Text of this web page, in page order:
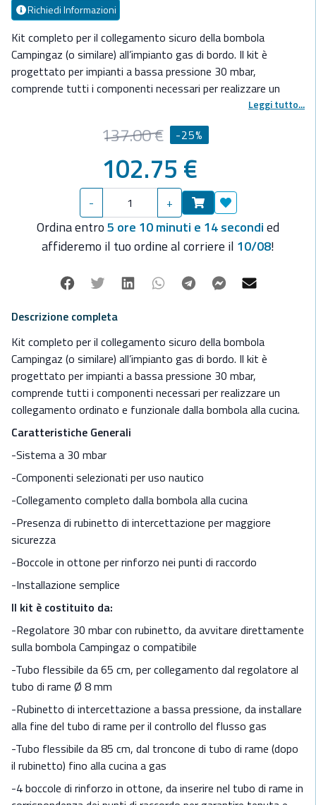
Richiedi Informazioni
Kit completo per il collegamento sicuro della bombola
Campingaz (o similare) all’impianto gas di bordo. Il kit è
progettato per impianti a bassa pressione 30 mbar,
comprende tutti i componenti necessari per realizzare un
collegamento ordinato e funzionale dalla bombola alla cucina.
-Sistema a 30 mbar
-Componenti selezionati per uso nautico
-Collegamento completo dalla bombola alla cucina
-Presenza di rubinetto di intercettazione per maggiore
-Boccole in ottone per rinforzo nei punti di raccordo
-Installazione semplice
-Regolatore 30 mbar con rubinetto, da avvitare direttamente
sulla bombola Campingaz o compatibile
-Tubo flessibile da 65 cm, per collegamento dal regolatore al
tubo di rame Ø 8 mm
-Rubinetto di intercettazione a bassa pressione, da installare
alla fine del tubo di rame per il controllo del flusso gas
-Tubo flessibile da 85 cm, dal troncone di tubo di rame (dopo
il rubinetto) fino alla cucina a gas
-4 boccole di rinforzo in ottone, da inserire nel tubo di rame in
corrispondenza dei punti di raccordo per garantire tenuta e
Leggi tutto...
137.00 € -25%
102.75 €
- + Aggiungi ai
Ordina entro5 ore 10 minuti e 13 secondied
affideremo il tuo ordine al corriere il 10/08!
Facebook
Twitter LinkedinWhatsappTelegramFacebook
Descrizione completa
Kit completo per il collegamento sicuro della bombola
Campingaz (o similare) all’impianto gas di bordo. Il kit è
progettato per impianti a bassa pressione 30 mbar,
comprende tutti i componenti necessari per realizzare un
collegamento ordinato e funzionale dalla bombola alla cucina.
Caratteristiche Generali
-Sistema a 30 mbar
-Componenti selezionati per uso nautico
-Collegamento completo dalla bombola alla cucina
-Presenza di rubinetto di intercettazione per maggiore
sicurezza
-Boccole in ottone per rinforzo nei punti di raccordo
-Installazione semplice
Il kit è costituito da:
-Regolatore 30 mbar con rubinetto, da avvitare direttamente
sulla bombola Campingaz o compatibile
-Tubo flessibile da 65 cm, per collegamento dal regolatore al
tubo di rame Ø 8 mm
-Rubinetto di intercettazione a bassa pressione, da installare
alla fine del tubo di rame per il controllo del flusso gas
-Tubo flessibile da 85 cm, dal troncone di tubo di rame (dopo
il rubinetto) fino alla cucina a gas
-4 boccole di rinforzo in ottone, da inserire nel tubo di rame in